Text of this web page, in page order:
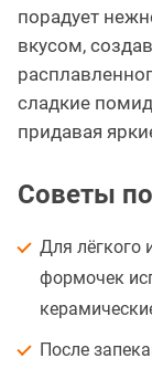
порадует
вкусом,
сладкие
придавая
Советы
Для лёгкого
формочек
После